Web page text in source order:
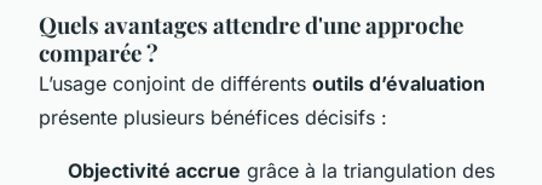
Quels avantages attendre d'une approche
comparée ?
L’usage conjoint de différents outils d’évaluation
présente plusieurs bénéfices décisifs :
Objectivité accrue grâce à la triangulation des